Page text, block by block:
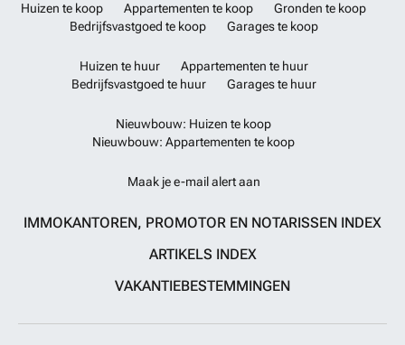
Huizen te koop Appartementen te koop
Gronden te koop
Bedrijfsvastgoed te koop
Garages te koop
Huizen te huur
Appartementen te huur
Bedrijfsvastgoed te huur
Garages te huur
Nieuwbouw: Huizen te koop
Nieuwbouw: Appartementen te koop
Maak je e-mail alert aan
IMMOKANTOREN, PROMOTOR EN NOTARISSEN INDEX
ARTIKELS INDEX
VAKANTIEBESTEMMINGEN